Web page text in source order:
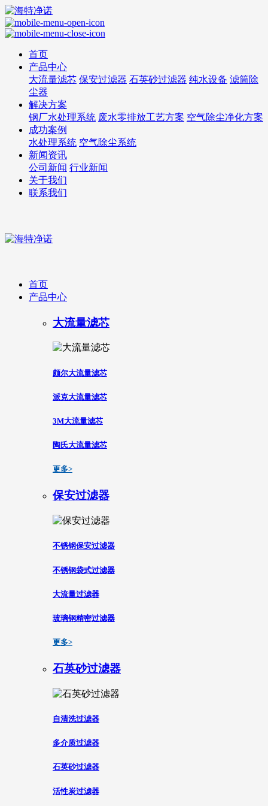
首页
产品中心
大流量滤芯 保安过滤器 石英砂过滤器 纯水设备 滤筒除
尘器
解决方案
钢厂水处理系统 废水零排放工艺方案 空气除尘净化方案
成功案例
水处理系统 空气除尘系统
新闻资讯
公司新闻 行业新闻
关于我们
联系我们
首页
产品中心
大流量滤芯
颇尔大流量滤芯
派克大流量滤芯
3M大流量滤芯
陶氏大流量滤芯
更多>
保安过滤器
不锈钢保安过滤器
不锈钢袋式过滤器
大流量过滤器
玻璃钢精密过滤器
更多>
石英砂过滤器
自清洗过滤器
多介质过滤器
石英砂过滤器
活性炭过滤器